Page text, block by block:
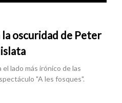
oscuridad de Peter
lado más irónico de las
"A les fosques".